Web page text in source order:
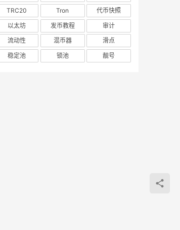
TRC20
Tron
代币快照
以太坊
发币教程
审计
流动性
混币器
滑点
稳定池
锁池 靓号